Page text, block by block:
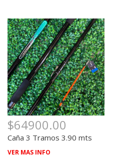
$64900.00
Caña 3 Tramos 3.90 mts
VER MAS INFO